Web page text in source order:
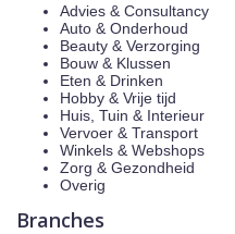
Advies & Consultancy
Auto & Onderhoud
Beauty & Verzorging
Bouw & Klussen
Eten & Drinken
Hobby & Vrije tijd
Huis, Tuin & Interieur
Vervoer & Transport
Winkels & Webshops
Zorg & Gezondheid
Overig
Branches